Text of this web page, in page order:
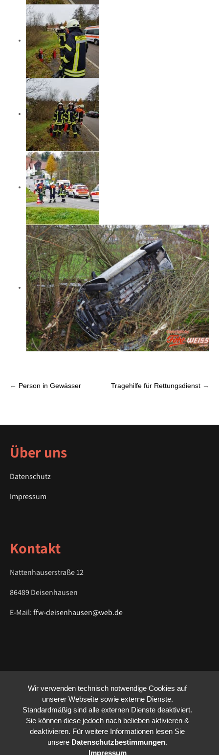
P
t
a
v
i
a
n
← Person in Gewässer Tragehilfe für Rettungsdienst →
Über uns
Datenschutz
Impressum
Kontakt
Nattenhauserstraße 12
86489 Deisenhausen
E-Mail:ffw-deisenhausen@web.de
Wir verwenden technisch notwendige Cookies auf
unserer Webseite sowie externe Dienste.
Standardmäßig sind alle externen Dienste deaktiviert.
Sie können diese jedoch nach belieben aktivieren &
deaktivieren. Für weitere Informationen lesen Sie
unsere Datenschutzbestimmungen.
Impressum